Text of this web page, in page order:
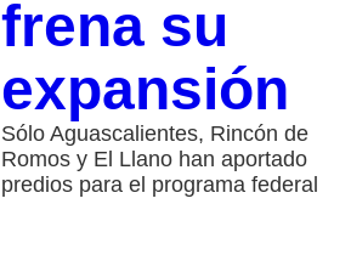
frena su
expansión
Sólo Aguascalientes, Rincón de
Romos y El Llano han aportado
predios para el programa federal